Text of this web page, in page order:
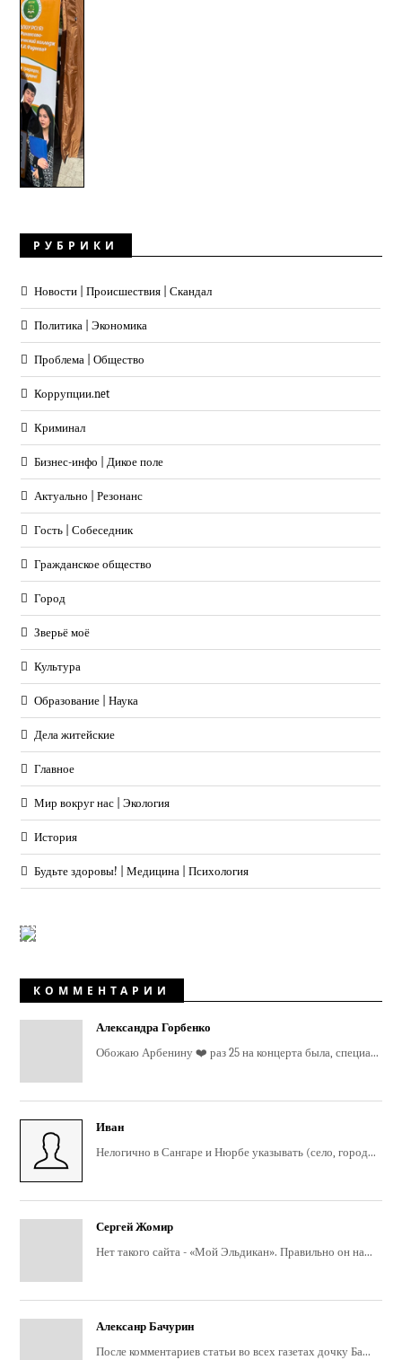
РУБРИКИ
Новости | Происшествия | Скандал
Политика | Экономика
Проблема | Общество
Коррупции.net
Криминал
Бизнес-инфо | Дикое поле
Актуально | Резонанс
Гость | Собеседник
Гражданское общество
Город
Зверьё моё
Культура
Образование | Наука
Дела житейские
Главное
Мир вокруг нас | Экология
История
Будьте здоровы! | Медицина | Психология
КОММЕНТАРИИ
Александра Горбенко
Обожаю Арбенину ❤️ раз 25 на концерта была, специа...
Иван
Нелогично в Сангаре и Нюрбе указывать (село, город...
Сергей Жомир
Нет такого сайта - «Мой Эльдикан». Правильно он на...
Алексанр Бачурин
После комментариев статьи во всех газетах дочку Ба...